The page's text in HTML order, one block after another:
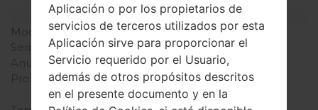
Modelo y sus características
Modelo
LGD803
Serie
LG G2 LTE
Anunciado
Septiembre, 2013
Profundidad
8.9 milímetros (0.35
pulgadas)
Aplicación o por los propietarios de
servicios de terceros utilizados por esta
Aplicación sirve para proporcionar el
Servicio requerido por el Usuario,
además de otros propósitos descritos
en el presente documento y en la